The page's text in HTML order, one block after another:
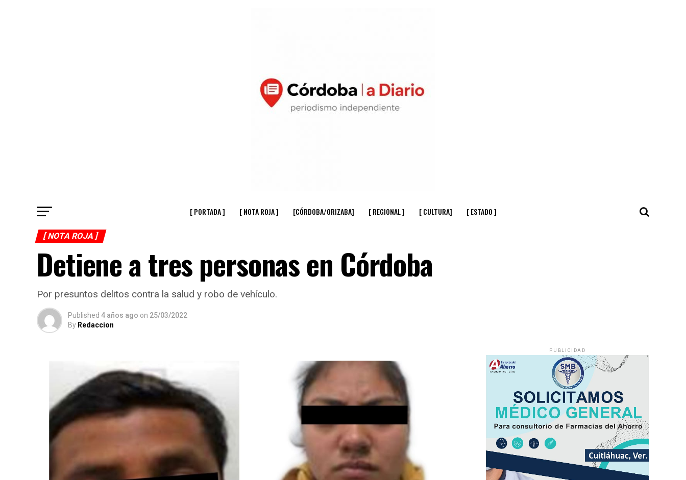
[ PORTADA ] [ NOTA ROJA ] [CÓRDOBA/ORIZABA] [ REGIONAL ] [ CULTURA] [ ESTADO ]
[ NOTA ROJA ]
Detiene a tres personas en Córdoba
Por presuntos delitos contra la salud y robo de vehículo.
Published 4 años ago on 25/03/2022
By Redaccion
PUBLICIDAD